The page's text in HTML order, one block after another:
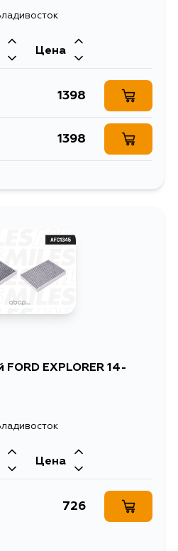
Цена
1398
1398
1814
1406
EXPLORER 14-
Цена
726